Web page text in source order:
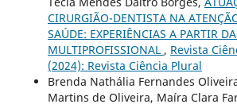
CIRURGIÃO-DENTISTA NA
SAÚDE: EXPERIÊNCIAS A PARTIR
MULTIPROFISSIONAL , Revista
(2024): Revista Ciência Plural
Brenda Nathália Fernandes
Martins de Oliveira, Maíra Clara